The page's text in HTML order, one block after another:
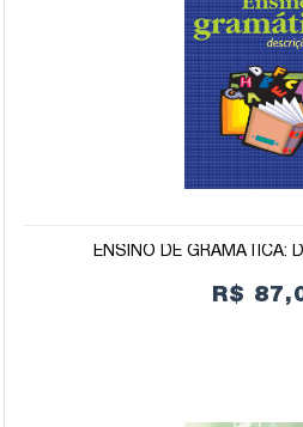
ENSINO DE GRAMÁTICA:
R$